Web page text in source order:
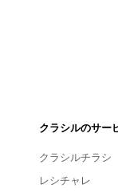
クラシルのサー
クラシルチラシ
レシチャレ